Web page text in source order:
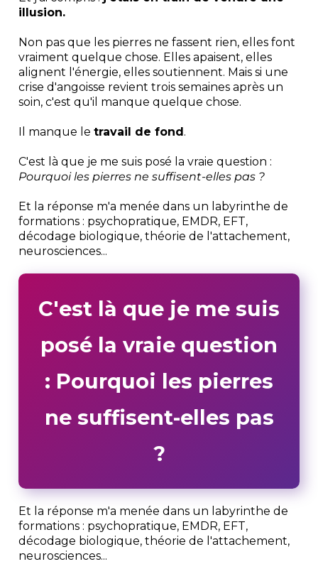
illusion.
Non pas que les pierres ne fassent rien, elles font
vraiment quelque chose. Elles apaisent, elles
alignent l'énergie, elles soutiennent. Mais si une
crise d'angoisse revient trois semaines après un
soin, c'est qu'il manque quelque chose.
Il manque le travail de fond.
C'est là que je me suis posé la vraie question :
Pourquoi les pierres ne suffisent-elles pas ?
Et la réponse m'a menée dans un labyrinthe de
formations : psychopratique, EMDR, EFT,
décodage biologique, théorie de l'attachement,
neurosciences...
C'est là que je me suis
posé la vraie question
: Pourquoi les pierres
ne suffisent-elles pas
?
Et la réponse m'a menée dans un labyrinthe de
formations : psychopratique, EMDR, EFT,
décodage biologique, théorie de l'attachement,
neurosciences...